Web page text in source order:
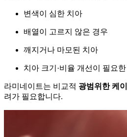
변색이 심한 치아
배열이 고르지 않은 경우
깨지거나 마모된 치아
치아 크기·비율 개선이 필요
라미네이트는 비교적 광범위한 케
려가 필요합니다.